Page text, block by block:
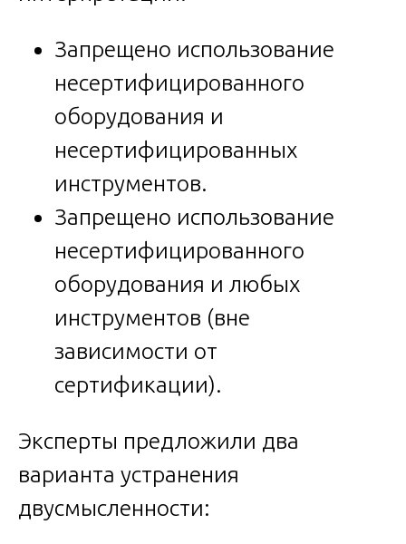
Запрещено использование
несертифицированного
оборудования и
несертифицированных
инструментов.
Запрещено использование
несертифицированного
оборудования и любых
инструментов (вне
зависимости от
сертификации).
Эксперты предложили два
варианта устранения
двусмысленности: